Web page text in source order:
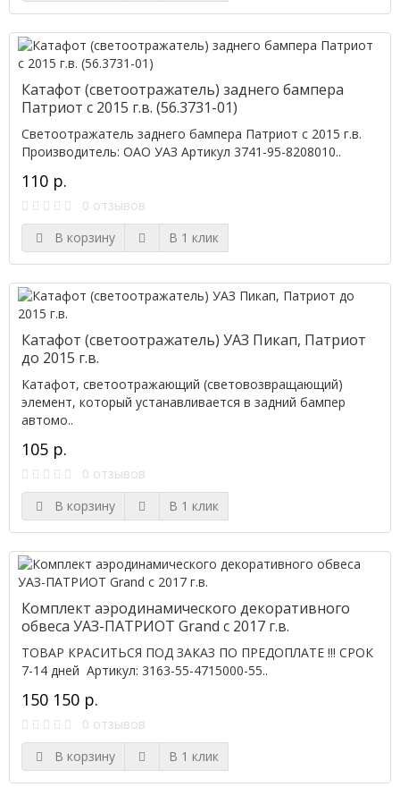
Катафот (светоотражатель) заднего бампера
Патриот с 2015 г.в. (56.3731-01)
Светоотражатель заднего бампера Патриот с 2015 г.в.
Производитель: ОАО УАЗ Артикул 3741-95-8208010..
110 р.
0 отзывов
В корзину
В 1 клик
Катафот (светоотражатель) УАЗ Пикап, Патриот
до 2015 г.в.
Катафот, светоотражающий (световозвращающий)
элемент, который устанавливается в задний бампер
автомо..
105 р.
0 отзывов
В корзину
В 1 клик
Комплект аэродинамического декоративного
обвеса УАЗ-ПАТРИОТ Grand с 2017 г.в.
ТОВАР КРАСИТЬСЯ ПОД ЗАКАЗ ПО ПРЕДОПЛАТЕ !!! СРОК
7-14 дней Артикул: 3163-55-4715000-55..
150 150 р.
0 отзывов
В корзину
В 1 клик